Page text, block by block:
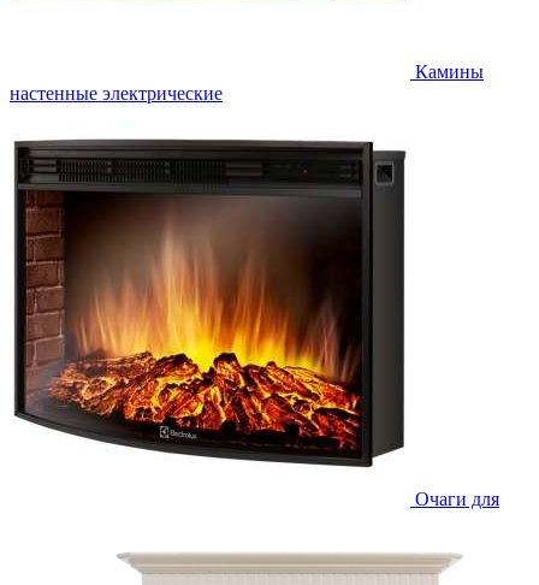
Камины
настенные электрические
Очаги для